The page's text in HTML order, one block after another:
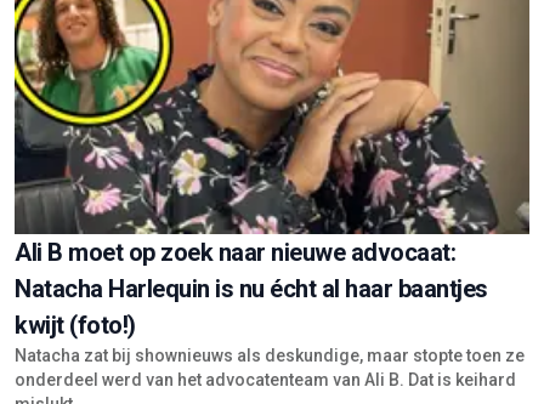
Ali B moet op zoek naar nieuwe advocaat:
Natacha Harlequin is nu écht al haar baantjes
kwijt (foto!)
Natacha zat bij shownieuws als deskundige, maar stopte toen ze
onderdeel werd van het advocatenteam van Ali B. Dat is keihard